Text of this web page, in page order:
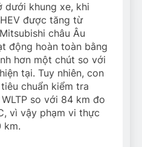
dưới khung xe, khi
được tăng từ
châu Âu
động hoàn toàn bằng
hơn một chút so với
tại. Tuy nhiên, con
chuẩn kiểm tra
so với 84 km đo
vì vậy phạm vi thực
km.